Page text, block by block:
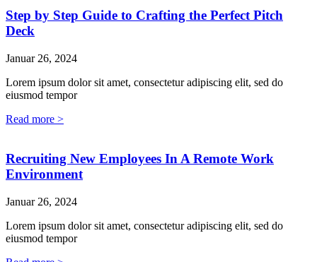
Step by Step Guide to Crafting the Perfect Pitch
Deck
Januar 26, 2024
Lorem ipsum dolor sit amet, consectetur adipiscing elit, sed do
eiusmod tempor
Read more >
Recruiting New Employees In A Remote Work
Environment
Januar 26, 2024
Lorem ipsum dolor sit amet, consectetur adipiscing elit, sed do
eiusmod tempor